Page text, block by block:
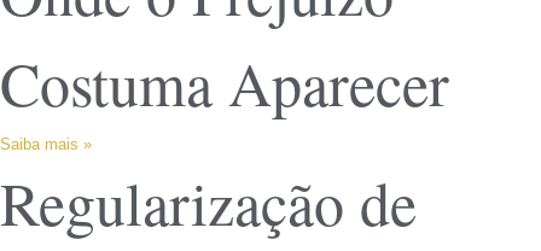
Costuma Aparecer
Saiba mais »
Regularização de